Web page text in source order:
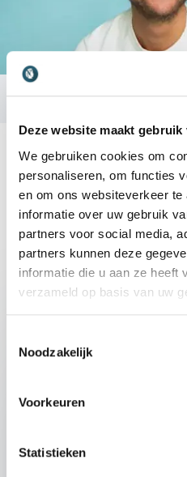
Deze website maakt gebruik
We gebruiken cookies om
personaliseren, om functies
en om ons websiteverkeer
informatie over uw gebruik
partners voor social media,
partners kunnen deze
informatie die u aan ze heeft
verzameld op basis van uw
Noodzakelijk
Voorkeuren
Statistieken
Lezingen
achter ‘Ik had je
Spreker Jeannot Peijen
het verlies van zijn